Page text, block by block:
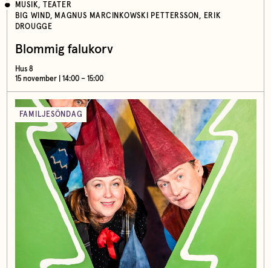
MUSIK, TEATER
BIG WIND, MAGNUS MARCINKOWSKI PETTERSSON, ERIK
DROUGGE
Blommig falukorv
Hus 8
15 november | 14:00 – 15:00
FAMILJESÖNDAG